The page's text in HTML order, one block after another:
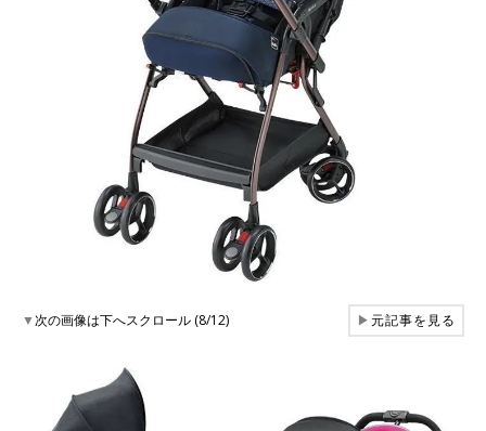
▼次の画像は下へスクロール (8/12) ▶元記事を見る